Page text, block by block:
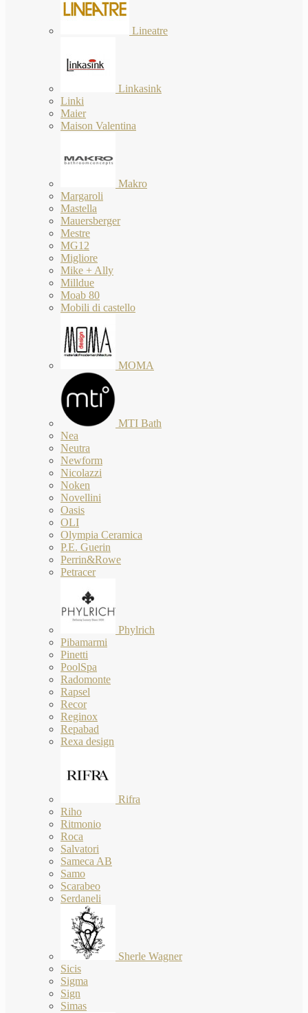
Lineatre
Linkasink
Linki
Maier
Maison Valentina
Makro
Margaroli
Mastella
Mauersberger
Mestre
MG12
Migliore
Mike + Ally
Milldue
Moab 80
Mobili di castello
MOMA
MTI Bath
Nea
Neutra
Newform
Nicolazzi
Noken
Novellini
Oasis
OLI
Olympia Ceramica
P.E. Guerin
Perrin&Rowe
Petracer
Phylrich
Pibamarmi
Pinetti
PoolSpa
Radomonte
Rapsel
Recor
Reginox
Repabad
Rexa design
Rifra
Riho
Ritmonio
Roca
Salvatori
Sameca AB
Samo
Scarabeo
Serdaneli
Sherle Wagner
Sicis
Sigma
Sign
Simas